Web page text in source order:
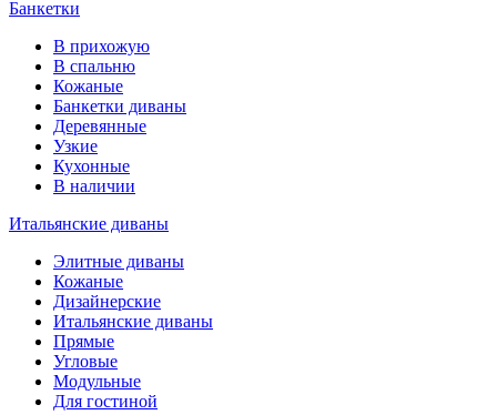
Банкетки
В прихожую
В спальню
Кожаные
Банкетки диваны
Деревянные
Узкие
Кухонные
В наличии
Итальянские диваны
Элитные диваны
Кожаные
Дизайнерские
Итальянские диваны
Прямые
Угловые
Модульные
Для гостиной